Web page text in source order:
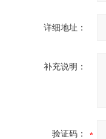
详细地址：
补充说明：
验证码：